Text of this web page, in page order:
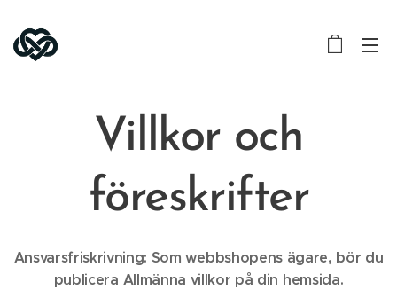
Villkor och
föreskrifter
Ansvarsfriskrivning: Som webbshopens ägare, bör du
publicera Allmänna villkor på din hemsida.